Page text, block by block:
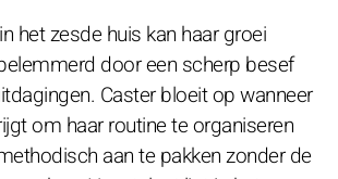
het zesde huis kan haar groei
door een scherp besef
Caster bloeit op wanneer
om haar routine te organiseren
aan te pakken zonder de